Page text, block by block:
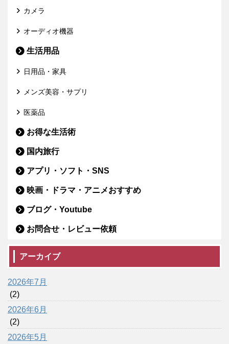
カメラ
オーディオ機器
生活用品
日用品・家具
メンズ美容・サプリ
医薬品
お得な生活術
国内旅行
アプリ・ソフト・SNS
映画・ドラマ・アニメおすすめ
ブログ・Youtube
お問合せ・レビュー依頼
アーカイブ
2026年7月
(2)
2026年6月
(2)
2026年5月